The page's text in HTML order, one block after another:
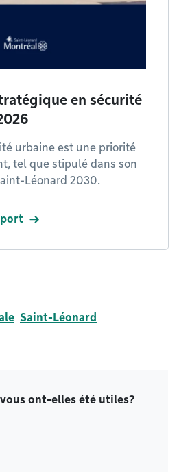
en sécurité
urbaine est une priorité
tel que stipulé dans son
Léonard 2030.
Saint-Léonard
ont-elles été utiles?